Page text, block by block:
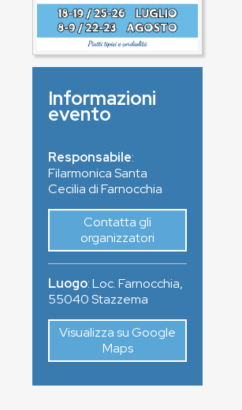
Informazioni
evento
Responsabile:
Filarmonica Santa
Cecilia di Farnocchia
Contatta gli
organizzatori
Luogo:Loc. Farnocchia,
55040Stazzema
Visualizza su Google
Maps